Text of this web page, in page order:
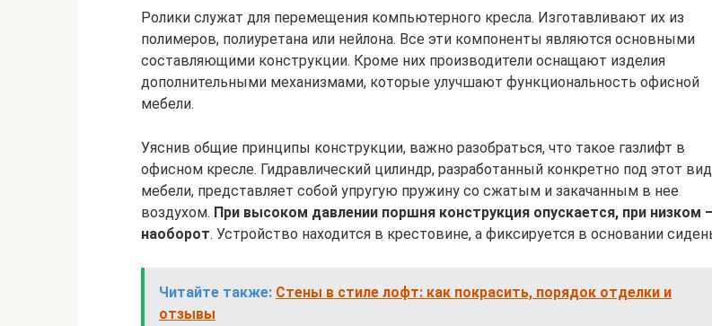
Ролики служат для перемещения компьютерного кресла. Изготавливают их из
полимеров, полиуретана или нейлона. Все эти компоненты являются основными
составляющими конструкции. Кроме них производители оснащают изделия
дополнительными механизмами, которые улучшают функциональность офисной
мебели.
Уяснив общие принципы конструкции, важно разобраться, что такое газлифт в
офисном кресле. Гидравлический цилиндр, разработанный конкретно под этот вид
мебели, представляет собой упругую пружину со сжатым и закачанным в нее
воздухом. При высоком давлении поршня конструкция опускается, при низком –
наоборот. Устройство находится в крестовине, а фиксируется в основании
Читайте также: Стены в стиле лофт: как покрасить, порядок отделки и
отзывы